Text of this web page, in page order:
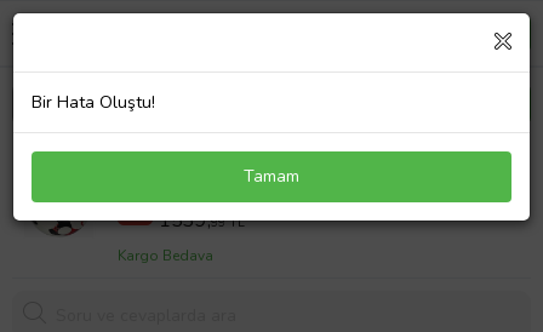
Puma 084331-04 Orbita 5 Fusion 5 Numara Futbol
%30 2199,98 TL
1539,99 TL
Kargo Bedava
Bir Hata Oluştu!
Tamam